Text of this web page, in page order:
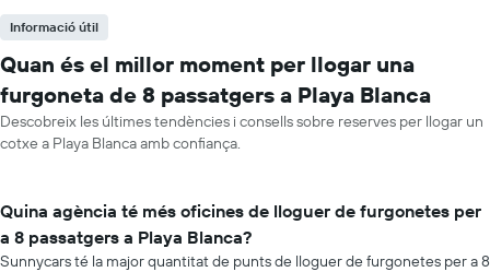
Informació útil
Quan és el millor moment per llogar una
furgoneta de 8 passatgers a Playa Blanca
Descobreix les últimes tendències i consells sobre reserves per llogar un
cotxe a Playa Blanca amb confiança.
Quina agència té més oficines de lloguer de furgonetes per
a 8 passatgers a Playa Blanca?
Sunnycars té la major quantitat de punts de lloguer de furgonetes per a 8